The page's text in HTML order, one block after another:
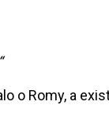
o Romy, a